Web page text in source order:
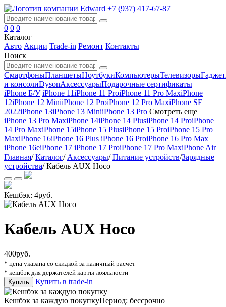
+7 (937) 417-67-87
0 0 0
Каталог
Авто Акции Trade-in Ремонт Контакты
Поиск
СмартфоныПланшетыНоутбукиКомпьютерыТелевизоры
и консолиDysonАксессуарыПодарочные сертификаты
iPhone Б/У iPhone 11iPhone 11 ProiPhone 11 Pro MaxiPhone
12iPhone 12 MiniiPhone 12 ProiPhone 12 Pro MaxiPhone SE
2022iPhone 13iPhone 13 MiniiPhone 13 Pro Смотреть еще
iPhone 13 Pro MaxiPhone 14iPhone 14 PlusiPhone 14 ProiPhone
14 Pro MaxiPhone 15iPhone 15 PlusiPhone 15 ProiPhone 15 Pro
MaxiPhone 16iPhone 16 Plus iPhone 16 ProiPhone 16 Pro Max
iPhone 16eiPhone 17 iPhone 17 ProiPhone 17 Pro MaxiPhone Air
Главная/ Каталог/ Аксессуары/ Питание устройств/Зарядные
устройства/ Кабель AUX Hoco
Кешбэк: 4руб.
Кабель AUX Hoco
400руб.
* цена указана со скидкой за наличный расчет
* кешбэк для держателей карты лояльности
Купить
Купить в trade-in
Кешбэк за каждую покупкуПериод: бессрочно